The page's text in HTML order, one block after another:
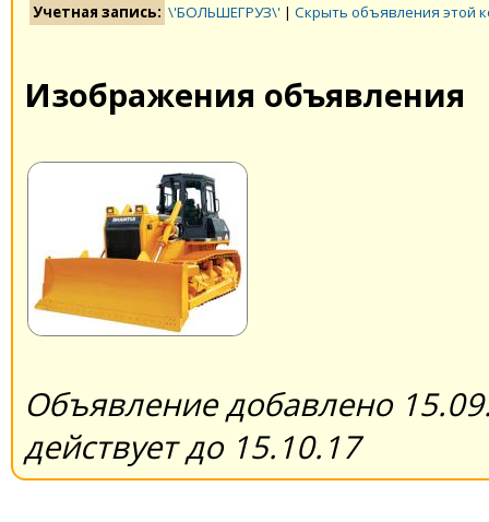
Учетная запись: \'БОЛЬШЕГРУЗ\' | Скрыть объявления этой
Изображения объявления
Объявление добавлено
действует до 15.10.17